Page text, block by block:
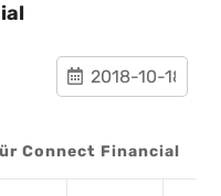
Connect Financial